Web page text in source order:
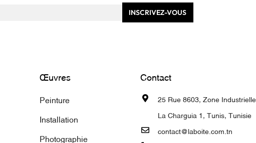
INSCRIVEZ-VOUS
Œuvres
Peinture
Installation
Photographie
Contact
25 Rue 8603, Zone Industrielle
La Charguia 1, Tunis, Tunisie
contact@laboite.com.tn